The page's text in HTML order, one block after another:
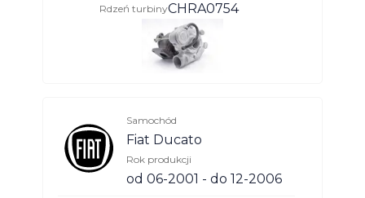
Rdzeń turbinyCHRA0754
Samochód
Fiat Ducato
Rok produkcji
od 06-2001 - do 12-2006